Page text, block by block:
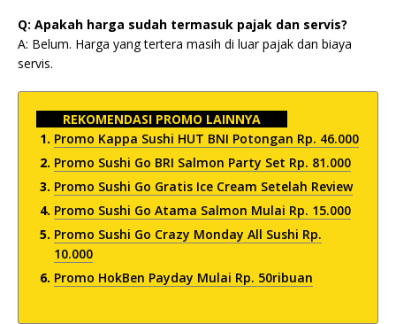
Q: Apakah harga sudah termasuk pajak dan servis?
A: Belum. Harga yang tertera masih di luar pajak dan biaya
servis.
REKOMENDASI PROMO LAINNYA
Promo Kappa Sushi HUT BNI Potongan Rp. 46.000
Promo Sushi Go BRI Salmon Party Set Rp. 81.000
Promo Sushi Go Gratis Ice Cream Setelah Review
Promo Sushi Go Atama Salmon Mulai Rp. 15.000
Promo Sushi Go Crazy Monday All Sushi Rp.
10.000
Promo HokBen Payday Mulai Rp. 50ribuan